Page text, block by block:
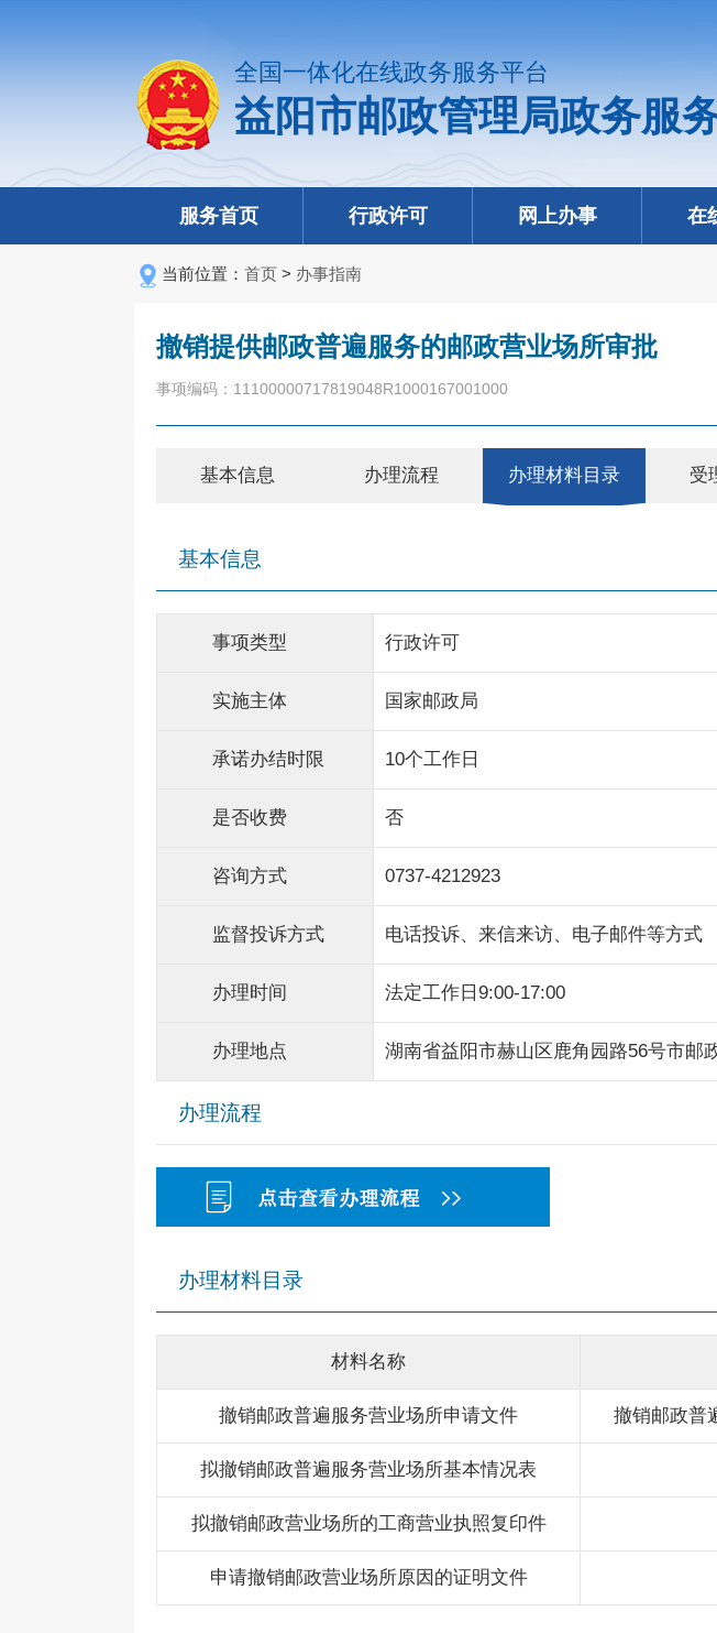
全国一体化在线政务服务平台
益阳市邮政管理局政务服
服务首页 行政许可 网上办事 在
当前位置： 首页 > 办事指南
撤销提供邮政普遍服务的邮政营业场所审批
事项编码：11100000717819048R1000167001000
基本信息 办理流程 办理材料目录 受
基本信息
事项类型 行政许可
实施主体 国家邮政局
承诺办结时限 10个工作日
是否收费 否
咨询方式 0737-4212923
监督投诉方式 电话投诉、来信来访、电子邮件等方式
办理时间 法定工作日9:00-17:00
办理地点 湖南省益阳市赫山区鹿角园路56号市邮
办理流程
办理材料目录
材料名称
撤销邮政普遍服务营业场所申请文件 撤销邮政普
拟撤销邮政普遍服务营业场所基本情况表
拟撤销邮政营业场所的工商营业执照复印件
申请撤销邮政营业场所原因的证明文件